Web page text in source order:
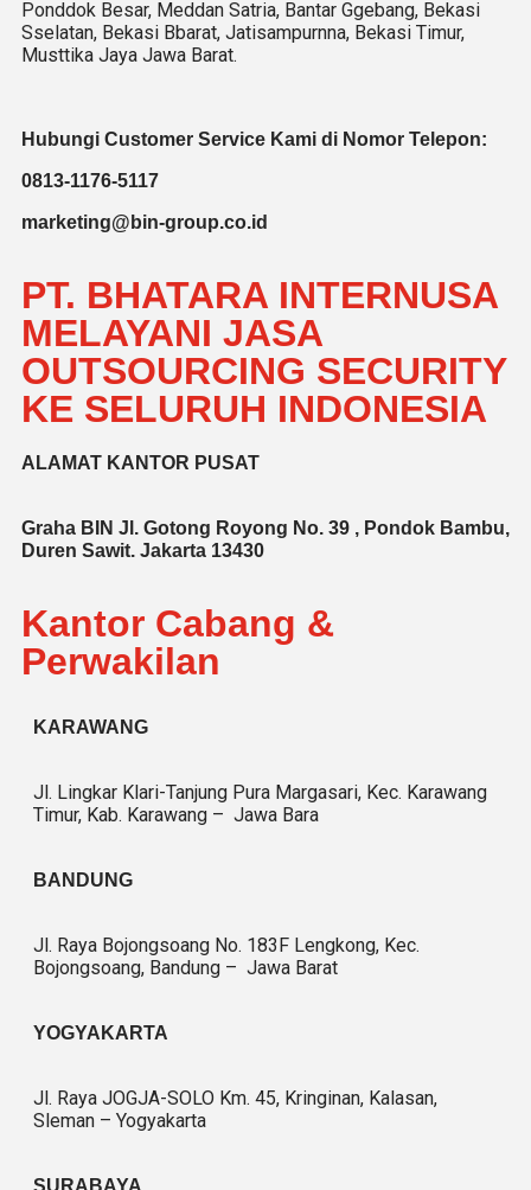
Ponddok Besar, Meddan Satria, Bantar Ggebang, Bekasi
Sselatan, Bekasi Bbarat, Jatisampurnna, Bekasi Timur,
Musttika Jaya Jawa Barat.
Hubungi Customer Service Kami di Nomor Telepon:
0813-1176-5117
marketing@bin-group.co.id
PT. BHATARA INTERNUSA
MELAYANI JASA
OUTSOURCING SECURITY
KE SELURUH INDONESIA
ALAMAT KANTOR PUSAT
Graha BIN Jl. Gotong Royong No. 39 , Pondok Bambu,
Duren Sawit. Jakarta 13430
Kantor Cabang &
Perwakilan
KARAWANG
Jl. Lingkar Klari-Tanjung Pura Margasari, Kec. Karawang
Timur, Kab. Karawang – Jawa Bara
BANDUNG
Jl. Raya Bojongsoang No. 183F Lengkong, Kec.
Bojongsoang, Bandung – Jawa Barat
YOGYAKARTA
Jl. Raya JOGJA-SOLO Km. 45, Kringinan, Kalasan,
Sleman – Yogyakarta
SURABAYA